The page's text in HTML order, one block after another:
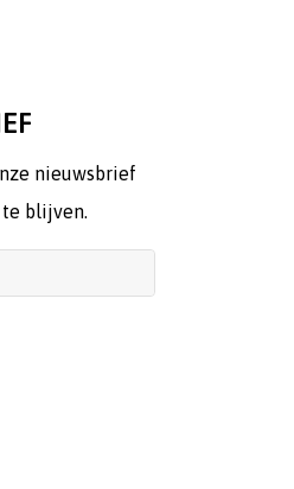
nieuwsbrief
blijven.